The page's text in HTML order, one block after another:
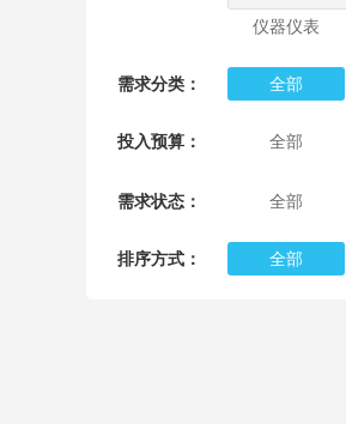
仪器仪表
需求分类： 全部
投入预算： 全部
需求状态： 全部
排序方式： 全部